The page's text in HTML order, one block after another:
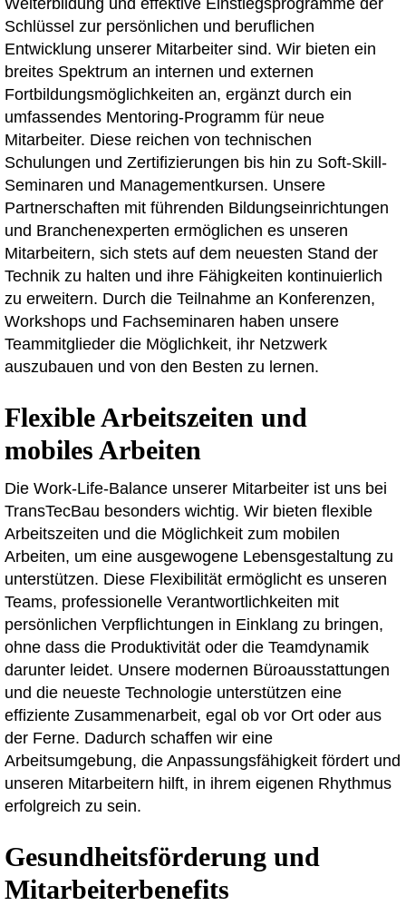
Schlüssel zur persönlichen und beruflichen
Entwicklung unserer Mitarbeiter sind. Wir bieten ein
breites Spektrum an internen und externen
Fortbildungsmöglichkeiten an, ergänzt durch ein
umfassendes Mentoring-Programm für neue
Mitarbeiter. Diese reichen von technischen
Schulungen und Zertifizierungen bis hin zu Soft-Skill-
Seminaren und Managementkursen. Unsere
Partnerschaften mit führenden Bildungseinrichtungen
und Branchenexperten ermöglichen es unseren
Mitarbeitern, sich stets auf dem neuesten Stand der
Technik zu halten und ihre Fähigkeiten kontinuierlich
zu erweitern. Durch die Teilnahme an Konferenzen,
Workshops und Fachseminaren haben unsere
Teammitglieder die Möglichkeit, ihr Netzwerk
auszubauen und von den Besten zu lernen.
Flexible Arbeitszeiten und
mobiles Arbeiten
Die Work-Life-Balance unserer Mitarbeiter ist uns bei
TransTecBau besonders wichtig. Wir bieten flexible
Arbeitszeiten und die Möglichkeit zum mobilen
Arbeiten, um eine ausgewogene Lebensgestaltung zu
unterstützen. Diese Flexibilität ermöglicht es unseren
Teams, professionelle Verantwortlichkeiten mit
persönlichen Verpflichtungen in Einklang zu bringen,
ohne dass die Produktivität oder die Teamdynamik
darunter leidet. Unsere modernen Büroausstattungen
und die neueste Technologie unterstützen eine
effiziente Zusammenarbeit, egal ob vor Ort oder aus
der Ferne. Dadurch schaffen wir eine
Arbeitsumgebung, die Anpassungsfähigkeit fördert und
unseren Mitarbeitern hilft, in ihrem eigenen Rhythmus
erfolgreich zu sein.
Gesundheitsförderung und
Mitarbeiterbenefits